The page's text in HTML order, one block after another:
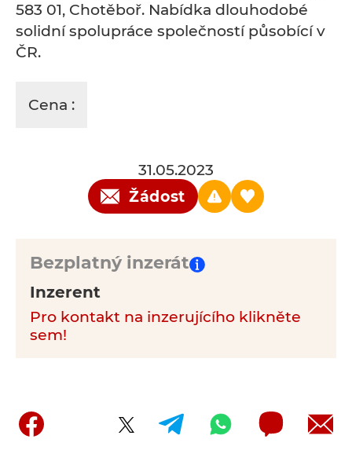
583 01, Chotěboř. Nabídka dlouhodobé
solidní spolupráce společností působící v
ČR.
Cena :
31.05.2023
Žádost
Bezplatný inzerát
Inzerent
Pro kontakt na inzerujícího klikněte
sem!